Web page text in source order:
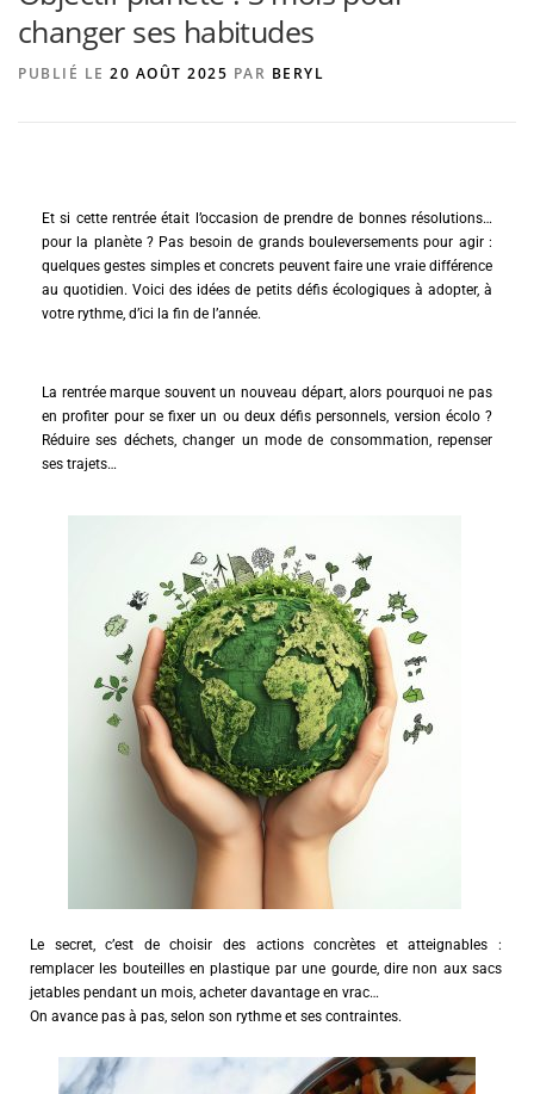
AGENCE DE PUBLICITÉ
changer ses habitudes
PUBLIÉ LE 20 AOÛT 2025 PAR BERYL
Et si cette rentrée était l’occasion de prendre de bonnes résolutions…
pour la planète ? Pas besoin de grands bouleversements pour agir :
quelques gestes simples et concrets peuvent faire une vraie différence
au quotidien. Voici des idées de petits défis écologiques à adopter, à
votre rythme, d’ici la fin de l’année.
La rentrée marque souvent un nouveau départ, alors pourquoi ne pas
en profiter pour se fixer un ou deux défis personnels, version écolo ?
Réduire ses déchets, changer un mode de consommation, repenser
ses trajets…
Le secret, c’est de choisir des actions concrètes et atteignables :
remplacer les bouteilles en plastique par une gourde, dire non aux sacs
jetables pendant un mois, acheter davantage en vrac…
On avance pas à pas, selon son rythme et ses contraintes.